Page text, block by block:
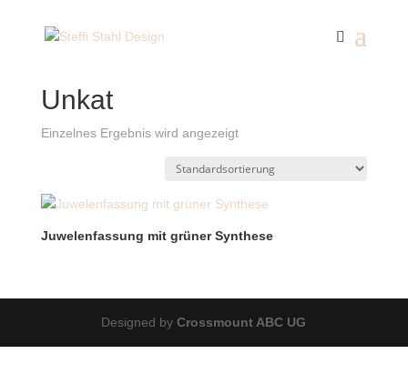
Unkat
Einzelnes Ergebnis wird angezeigt
Juwelenfassung mit grüner Synthese
Designed byCrossmount ABC UG